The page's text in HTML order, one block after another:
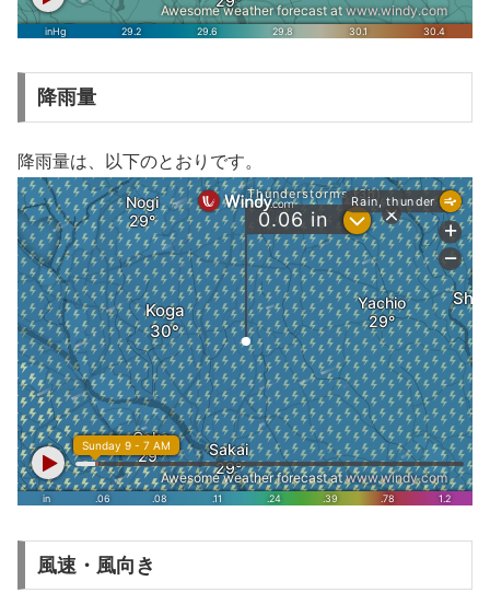
降雨量
降雨量は、以下のとおりです。
風速・風向き